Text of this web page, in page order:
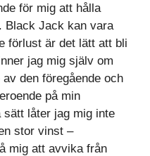
för mig att hålla
Black Jack kan vara
förlust är det lätt att bli
jag mig själv om
den föregående och
på min
låter jag mig inte
stor vinst –
mig att avvika från